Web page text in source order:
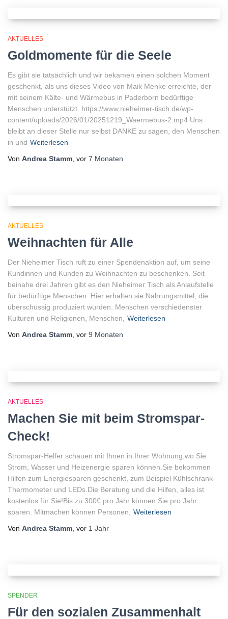
AKTUELLES
Goldmomente für die Seele
Es gibt sie tatsächlich und wir bekamen einen solchen Moment
geschenkt, als uns dieses Video von Maik Menke erreichte, der
mit seinem Kälte- und Wärmebus in Paderborn bedürftige
Menschen unterstützt. https://www.nieheimer-tisch.de/wp-
content/uploads/2026/01/20251219_Waermebus-2.mp4 Uns
bleibt an dieser Stelle nur selbst DANKE zu sagen, den Menschen
in und Weiterlesen
Von Andrea Stamm , vor 7 Monaten
AKTUELLES
Weihnachten für Alle
Der Nieheimer Tisch ruft zu einer Spendenaktion auf, um seine
Kundinnen und Kunden zu Weihnachten zu beschenken. Seit
beinahe drei Jahren gibt es den Nieheimer Tisch als Anlaufstelle
für bedürftige Menschen. Hier erhalten sie Nahrungsmittel, die
überschüssig produziert wurden. Menschen verschiedenster
Kulturen und Religionen, Menschen,
Weiterlesen
Von Andrea Stamm , vor 9 Monaten
AKTUELLES
Machen Sie mit beim Stromspar-
Check!
Stromspar-Helfer schauen mit Ihnen in Ihrer Wohnung,wo Sie
Strom, Wasser und Heizenergie sparen können.Sie bekommen
Hilfen zum Energiesparen geschenkt, zum Beispiel Kühlschrank-
Thermometer und LEDs.Die Beratung und die Hilfen, alles ist
kostenlos für Sie!Bis zu 300€ pro Jahr können Sie pro Jahr
sparen. Mitmachen können Personen,
Weiterlesen
Von Andrea Stamm , vor 1 Jahr
SPENDER
Für den sozialen Zusammenhalt